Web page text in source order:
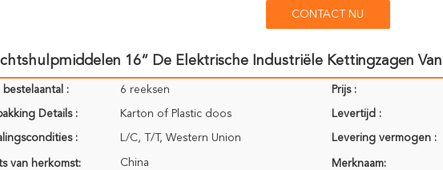
CONTACT NU
16“ De Elektrische Industriële Kettingzagen
bestelaantal : 6 reeksen Prijs :
Details : Karton of Plastic doos Levertijd :
: L/C, T/T, Western Union Levering vermogen :
van herkomst: China Merknaam: